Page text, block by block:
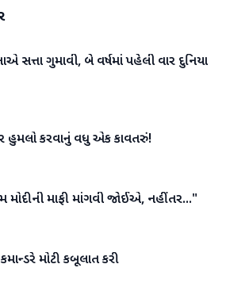
સત્તા ગુમાવી, બે વર્ષમાં પહેલી વાર દુનિયા
હુમલો કરવાનું વધુ એક કાવતરું!
મોદીની માફી માંગવી જોઈએ, નહીંતર..."
મોટી કબૂલાત કરી